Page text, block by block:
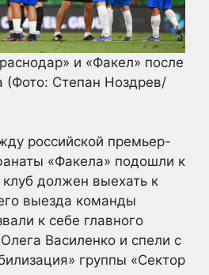
и «Факел» после
(Фото: Степан Ноздрев/
российской премьер-
«Факела» подошли к
клуб должен выехать к
выезда команды
к себе главного
Василенко и спели с
группы «Сектор